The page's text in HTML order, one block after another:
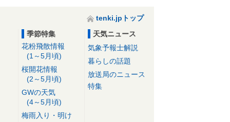
tenki.jpトップ
季節特集
花粉飛散情報
(1～5月頃)
桜開花情報
(2～5月頃)
GWの天気
(4～5月頃)
梅雨入り・明け
天気ニュース
気象予報士解説
暮らしの話題
放送局のニュース
特集